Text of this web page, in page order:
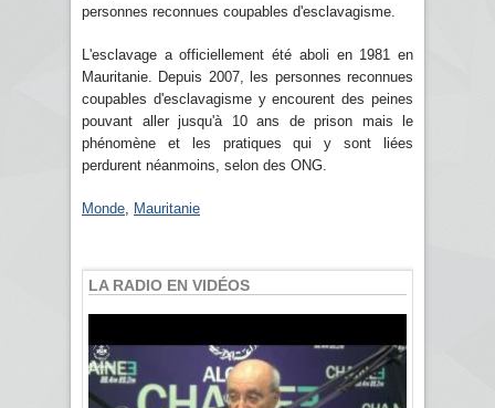
personnes reconnues coupables d'esclavagisme.
L'esclavage a officiellement été aboli en 1981 en
Mauritanie. Depuis 2007, les personnes reconnues
coupables d'esclavagisme y encourent des peines
pouvant aller jusqu'à 10 ans de prison mais le
phénomène et les pratiques qui y sont liées
perdurent néanmoins, selon des ONG.
Monde Mauritanie
LA RADIO EN VIDÉOS